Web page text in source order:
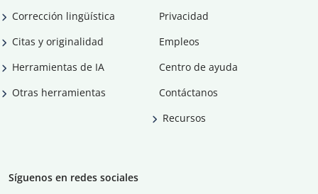
Corrección lingüística
Citas y originalidad
Herramientas de IA
Otras herramientas
Privacidad
Empleos
Centro de ayuda
Contáctanos
Recursos
Síguenos en redes sociales